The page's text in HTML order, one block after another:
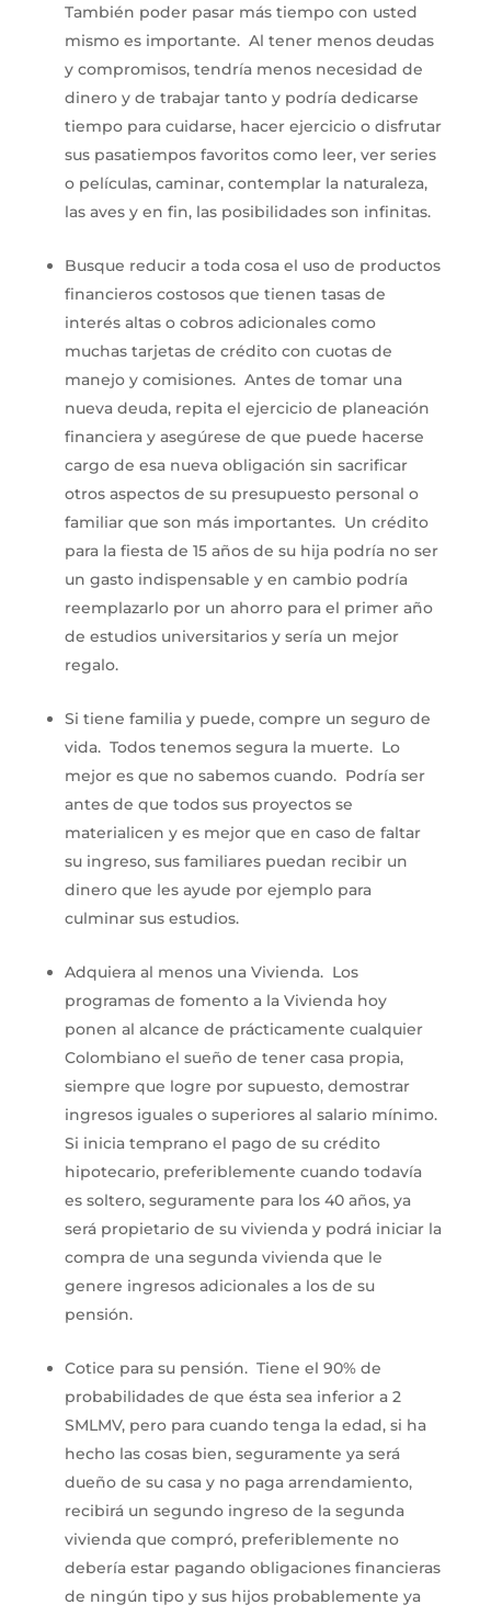
También poder pasar más tiempo con usted
mismo es importante. Al tener menos deudas
y compromisos, tendría menos necesidad de
dinero y de trabajar tanto y podría dedicarse
tiempo para cuidarse, hacer ejercicio o disfrutar
sus pasatiempos favoritos como leer, ver series
o películas, caminar, contemplar la naturaleza,
las aves y en fin, las posibilidades son infinitas.
Busque reducir a toda cosa el uso de productos
financieros costosos que tienen tasas de
interés altas o cobros adicionales como
muchas tarjetas de crédito con cuotas de
manejo y comisiones. Antes de tomar una
nueva deuda, repita el ejercicio de planeación
financiera y asegúrese de que puede hacerse
cargo de esa nueva obligación sin sacrificar
otros aspectos de su presupuesto personal o
familiar que son más importantes. Un crédito
para la fiesta de 15 años de su hija podría no ser
un gasto indispensable y en cambio podría
reemplazarlo por un ahorro para el primer año
de estudios universitarios y sería un mejor
regalo.
Si tiene familia y puede, compre un seguro de
vida. Todos tenemos segura la muerte. Lo
mejor es que no sabemos cuando. Podría ser
antes de que todos sus proyectos se
materialicen y es mejor que en caso de faltar
su ingreso, sus familiares puedan recibir un
dinero que les ayude por ejemplo para
culminar sus estudios.
Adquiera al menos una Vivienda. Los
programas de fomento a la Vivienda hoy
ponen al alcance de prácticamente cualquier
Colombiano el sueño de tener casa propia,
siempre que logre por supuesto, demostrar
ingresos iguales o superiores al salario mínimo.
Si inicia temprano el pago de su crédito
hipotecario, preferiblemente cuando todavía
es soltero, seguramente para los 40 años, ya
será propietario de su vivienda y podrá iniciar la
compra de una segunda vivienda que le
genere ingresos adicionales a los de su
pensión.
Cotice para su pensión. Tiene el 90% de
probabilidades de que ésta sea inferior a 2
SMLMV, pero para cuando tenga la edad, si ha
hecho las cosas bien, seguramente ya será
dueño de su casa y no paga arrendamiento,
recibirá un segundo ingreso de la segunda
vivienda que compró, preferiblemente no
debería estar pagando obligaciones financieras
de ningún tipo y sus hijos probablemente ya